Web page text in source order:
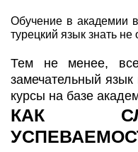
Обучение в академии
турецкий язык знать не
Тем не менее,
замечательный
курсы на базе
КАК